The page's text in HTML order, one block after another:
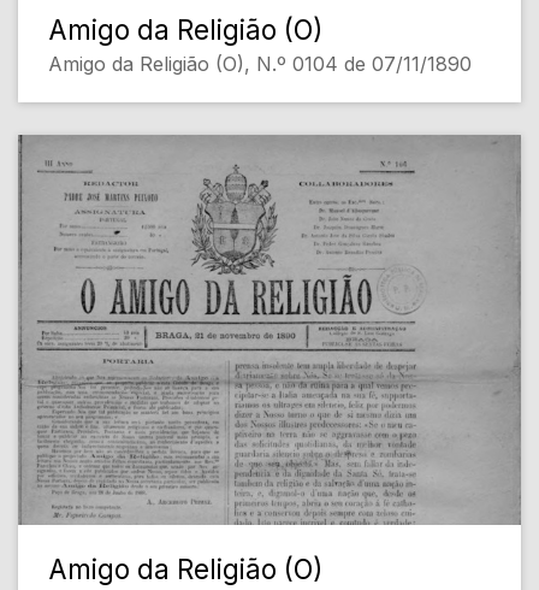
Amigo da Religião (O)
Amigo da Religião (O), N.º 0104 de 07/11/1890
Amigo da Religião (O)